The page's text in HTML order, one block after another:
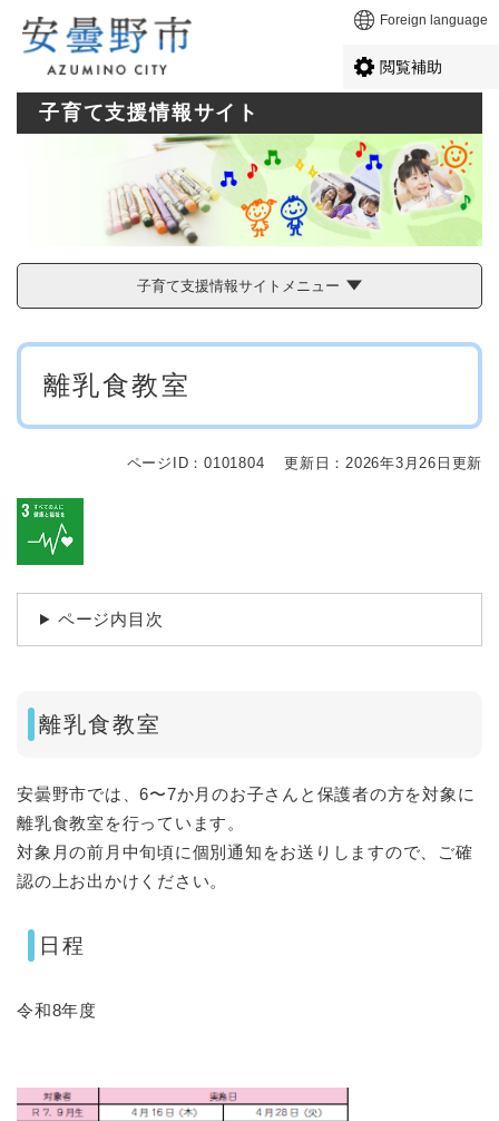
メニューを飛ばして本文へ Foreign language
閲覧補助
子育て支援情報サイト
子育て支援情報サイトメニュー
本
離乳食教室
ページID：0101804 更新日：2026年3月26日更新
ページ内目次
離乳食教室
安曇野市では、6〜7か月のお子さんと保護者の方を対象に
離乳食教室を行っています。
対象月の前月中旬頃に個別通知をお送りしますので、ご確
認の上お出かけください。​
日程
令和8年度